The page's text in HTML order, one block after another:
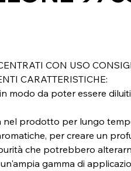
CON USO
CARATTERISTICHE:
modo da poter essere
nel prodotto per lungo
per creare un
che potrebbero
gamma di